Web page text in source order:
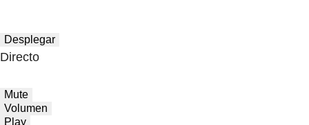
Desplegar
Directo
Mute
Volumen
Play